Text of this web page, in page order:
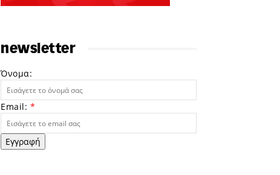
newsletter
Όνομα:
Email: *
Εγγραφή